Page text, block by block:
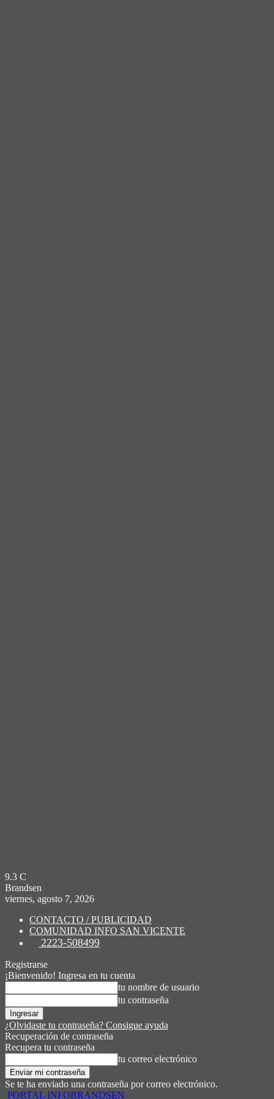
9.3 C
Brandsen
viernes, agosto 7, 2026
CONTACTO / PUBLICIDAD
COMUNIDAD INFO SAN VICENTE
2223-508499
Registrarse
¡Bienvenido! Ingresa en tu cuenta
tu nombre de usuario
tu contraseña
¿Olvidaste tu contraseña? Consigue ayuda
Recuperación de contraseña
Recupera tu contraseña
tu correo electrónico
Se te ha enviado una contraseña por correo electrónico.
PORTAL INFOBRANDSEN